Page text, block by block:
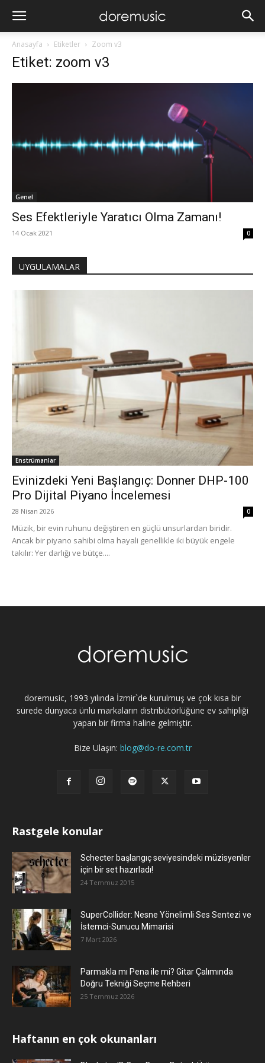
Anasayfa Etiketler Zoom v3
Etiket: zoom v3
Genel
Ses Efektleriyle Yaratıcı Olma Zamanı!
14 Ocak 2021 0
UYGULAMALAR
Enstrümanlar
Evinizdeki Yeni Başlangıç: Donner DHP-100
Pro Dijital Piyano İncelemesi
28 Nisan 2026 0
Müzik, bir evin ruhunu değiştiren en güçlü unsurlardan biridir.
Ancak bir piyano sahibi olma hayali genellikle iki büyük engele
takılır: Yer darlığı ve bütçe....
doremusic, 1993 yılında İzmir`de kurulmuş ve çok kısa bir
sürede dünyaca ünlü markaların distribütörlüğüne ev sahipliği
yapan bir firma haline gelmiştir.
Bize Ulaşın: blog@do-re.com.tr
Rastgele konular
Schecter başlangıç seviyesindeki müzisyenler
için bir set hazırladı!
24 Temmuz 2015
SuperCollider: Nesne Yönelimli Ses Sentezi ve
İstemci-Sunucu Mimarisi
7 Mart 2026
Parmakla mı Pena ile mi? Gitar Çalımında
Doğru Tekniği Seçme Rehberi
25 Temmuz 2026
Haftanın en çok okunanları